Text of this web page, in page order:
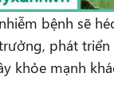
bệnh sẽ
phát
khỏe mạnh